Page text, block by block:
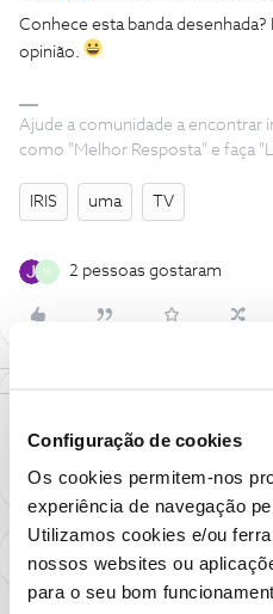
Configuração de cookies
Os cookies permitem-nos
experiência de navegação
Utilizamos cookies e/ou
nossos websites ou
para o seu bom
Conhece esta banda
opinião.
Ajude a comunidade a encontrar
como "Melhor Resposta" e faça
IRIS uma TV
M 2 pessoas gostaram